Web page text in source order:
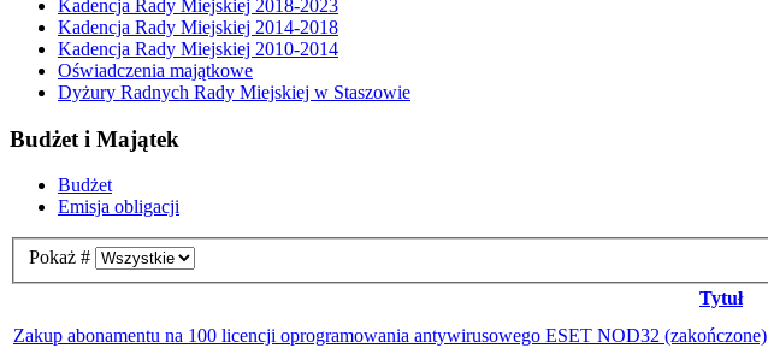
Kadencja Rady Miejskiej 2018-2023
Kadencja Rady Miejskiej 2014-2018
Kadencja Rady Miejskiej 2010-2014
Oświadczenia majątkowe
Dyżury Radnych Rady Miejskiej w Staszowie
Budżet i Majątek
Budżet
Emisja obligacji
Pokaż #
Tytuł
Zakup abonamentu na 100 licencji oprogramowania antywirusowego ESET NOD32 (zakończone)